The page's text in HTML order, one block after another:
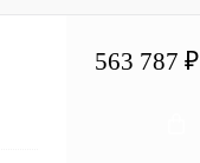
563 787 ₽